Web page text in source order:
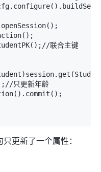
更新了一个属性：